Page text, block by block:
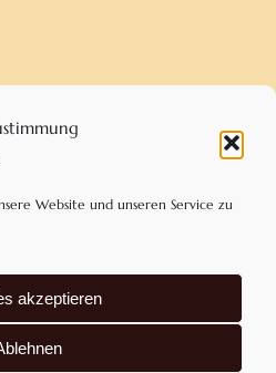
Website und unseren Service zu
akzeptieren